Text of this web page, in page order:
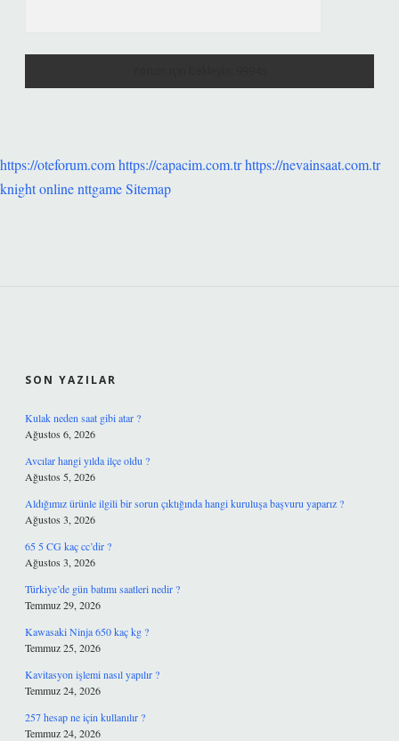
https://oteforum.comhttps://capacim.com.trhttps://nevainsaat.com.tr
knight onlinenttgameSitemap
SON YAZILAR
Kulak neden saat gibi atar ?
Ağustos 6, 2026
Avcılar hangi yılda ilçe oldu ?
Ağustos 5, 2026
Aldığımız ürünle ilgili bir sorun çıktığında hangi kuruluşa başvuru yaparız ?
Ağustos 3, 2026
65 5 CG kaç cc’dir ?
Ağustos 3, 2026
Türkiye’de gün batımı saatleri nedir ?
Temmuz 29, 2026
Kawasaki Ninja 650 kaç kg ?
Temmuz 25, 2026
Kavitasyon işlemi nasıl yapılır ?
Temmuz 24, 2026
257 hesap ne için kullanılır ?
Temmuz 24, 2026